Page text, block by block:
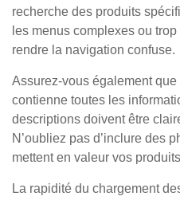
recherche des produits
les menus complexes ou
rendre la navigation confuse.
Assurez-vous également
contienne toutes les
descriptions doivent être
N’oubliez pas d’inclure des
mettent en valeur vos
La rapidité du chargement